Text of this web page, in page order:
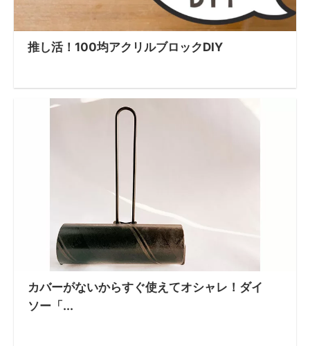
推し活！100均アクリルブロックDIY
カバーがないからすぐ使えてオシャレ！ダイ
ソー「...